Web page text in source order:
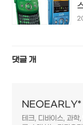
댓글 개
NEOEARLY*
테크, 디바이스, 과학